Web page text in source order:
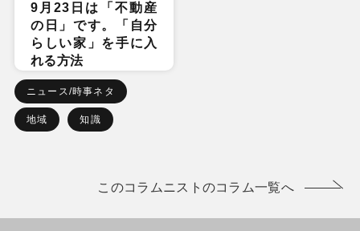
9月23日は「不動産
の日」です。「自分
らしい家」を手に入
れる方法
ニュース/時事ネタ
地域 知識
このコラムニストのコラム一覧へ